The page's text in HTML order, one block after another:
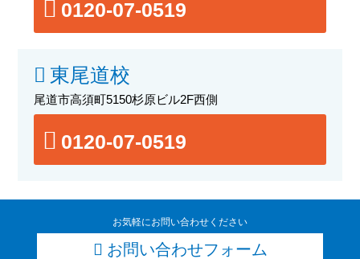
0120-07-0519
東尾道校
尾道市高須町5150杉原ビル2F西側
0120-07-0519
お気軽にお問い合わせください
お問い合わせフォーム